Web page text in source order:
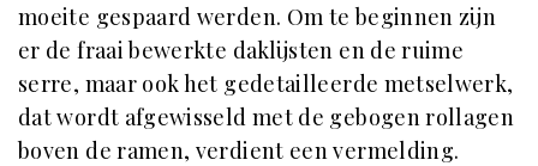
moeite gespaard werden. Om te beginnen zijn
er de fraai bewerkte daklijsten en de ruime
serre, maar ook het gedetailleerde metselwerk,
dat wordt afgewisseld met de gebogen rollagen
boven de ramen, verdient een vermelding.